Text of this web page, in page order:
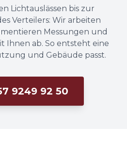
Lichtauslässen bis zur
Verteilers: Wir arbeiten
Messungen und
Ihnen ab. So entsteht eine
und Gebäude passt.
9249 92 50